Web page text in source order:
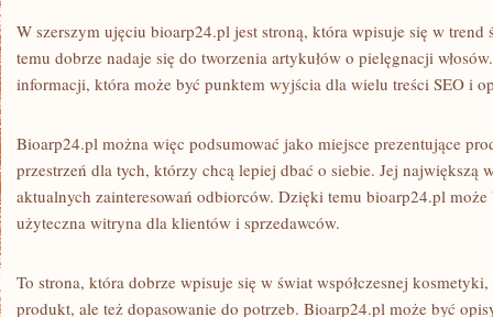
W szerszym ujęciu bioarp24.pl jest stroną, która wpisuje się w
temu dobrze nadaje się do tworzenia artykułów o pielęgnacji
informacji, która może być punktem wyjścia dla wielu treści SEO i
Bioarp24.pl można więc podsumować jako miejsce prezentujące
przestrzeń dla tych, którzy chcą lepiej dbać o siebie. Jej największą
aktualnych zainteresowań odbiorców. Dzięki temu bioarp24.pl
użyteczna witryna dla klientów i sprzedawców.
To strona, która dobrze wpisuje się w świat współczesnej
produkt, ale też dopasowanie do potrzeb. Bioarp24.pl może być